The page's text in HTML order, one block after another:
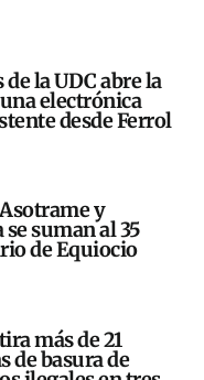
de la UDC abre la
electrónica
desde Ferrol
y
suman al 35
de Equiocio
más de 21
de basura de